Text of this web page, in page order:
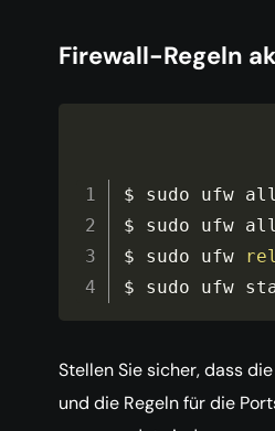
Firewall-Regeln
$ sudo ufw
$ sudo ufw
$ sudo ufw
$ sudo ufw
Stellen Sie sicher, dass
und die Regeln für die